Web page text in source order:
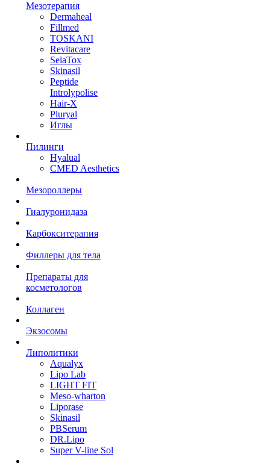
Мезотерапия
Dermaheal
Fillmed
TOSKANI
Revitacare
SelaTox
Skinasil
Peptide
Introlypolise
Hair-X
Pluryal
Иглы
Пилинги
Hyalual
CMED Aesthetics
Мезороллеры
Гиалуронидаза
Карбокситерапия
Филлеры для тела
Препараты для
косметологов
Коллаген
Экзосомы
Липолитики
Aqualyx
Lipo Lab
LIGHT FIT
Meso-wharton
Liporase
Skinasil
PBSerum
DR.Lipo
Super V-line Sol